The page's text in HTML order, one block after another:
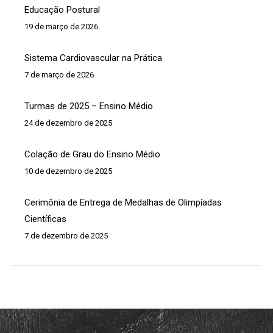
Educação Postural
19 de março de 2026
Sistema Cardiovascular na Prática
7 de março de 2026
Turmas de 2025 – Ensino Médio
24 de dezembro de 2025
Colação de Grau do Ensino Médio
10 de dezembro de 2025
Cerimônia de Entrega de Medalhas de Olimpíadas
Científicas
7 de dezembro de 2025